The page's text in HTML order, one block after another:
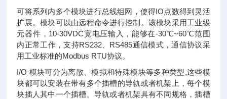
可将系列内多个模块进行总线组网，使得IO点数得到灵活
扩展。模块可以由远程命令进行控制。该模块采用工业级
元器件，10-30VDC宽电压输入，能够在-30℃~60℃范围
内正常工作，支持RS232、RS485通信模式，通信协议采
用工业标准的Modbus RTU协议。
I/O 模块可分为离散、模拟和特殊模块等多种类型,这些模
块都可以安装在带有多个插槽的导轨或者机架上，每个模
块插人其中一个插槽。导轨或者机架具有不同规格，插槽